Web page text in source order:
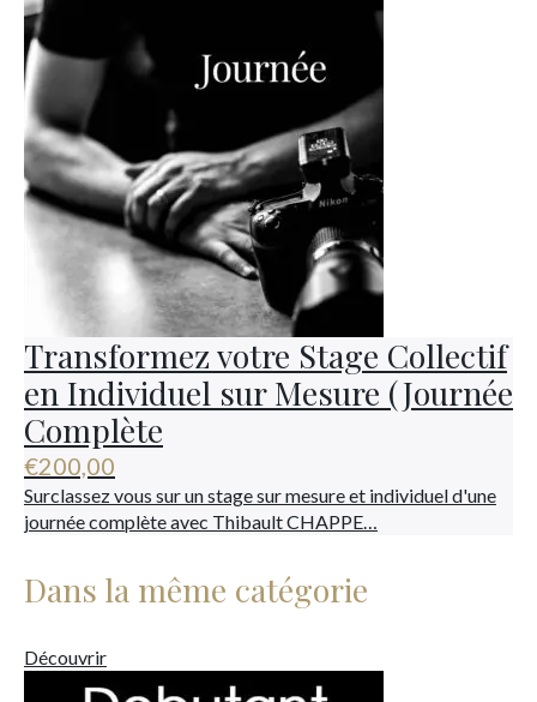
Transformez votre Stage Collectif
en Individuel sur Mesure (Journée
Complète
€200,00
Surclassez vous sur un stage sur mesure et individuel d'une
journée complète avec Thibault CHAPPE…
Dans la même catégorie
Découvrir